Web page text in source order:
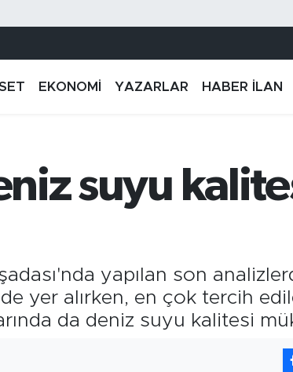
EKONOMİ YAZARLAR HABER İLAN
suyu
yapılan son
yer alırken, en çok tercih
da deniz suyu kalitesi